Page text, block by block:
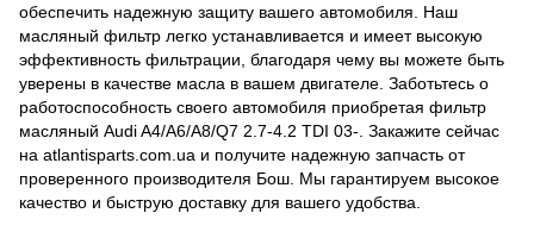
обеспечить надежную защиту вашего автомобиля. Наш
масляный фильтр легко устанавливается и имеет высокую
эффективность фильтрации, благодаря чему вы можете быть
уверены в качестве масла в вашем двигателе. Заботьтесь о
работоспособность своего автомобиля приобретая фильтр
масляный Audi A4/A6/A8/Q7 2.7-4.2 TDI 03-. Закажите сейчас
на atlantisparts.com.ua и получите надежную запчасть от
проверенного производителя Бош. Мы гарантируем высокое
качество и быструю доставку для вашего удобства.